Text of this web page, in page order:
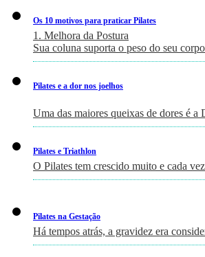
Os 10 motivos para praticar Pilates
1. Melhora da Postura
Sua coluna suporta o peso do seu
Pilates e a dor nos joelhos
Uma das maiores queixas de dores é
Pilates e Triathlon
O Pilates tem crescido muito e cada
Pilates na Gestação
Há tempos atrás, a gravidez era